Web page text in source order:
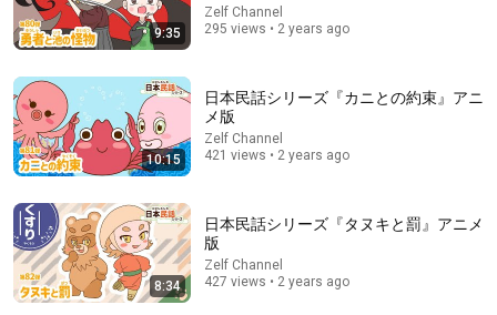
【スカッと】特許エンジンを開発して取引先の倒産危機を救
った俺に取引先の新部長「半額にしろ！無理なら中国製を買
約済みです」
日本文化物語
New
55K views
9:35
Zelf Channel
295 views • 2 years ago
10:15
日本民話シリーズ『カニとの約束』アニ
メ版
Zelf Channel
421 views • 2 years ago
8:34
日本民話シリーズ『タヌキと罰』アニメ
版
Zelf Channel
427 views • 2 years ago